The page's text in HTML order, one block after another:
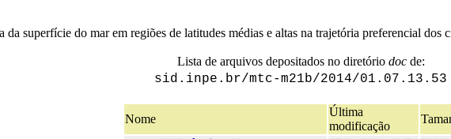
da superfície do mar em regiões de latitudes médias e altas na trajetória preferencial
Lista de arquivos depositados no diretório docde:
sid.inpe.br/mtc-m21b/2014/01.07.13.53
Nome
Última
modificação